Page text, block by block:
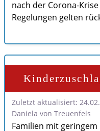
nach der Corona-
Regelungen gelten
Zuletzt aktualisiert:
Daniela von Treuenfels
Familien mit